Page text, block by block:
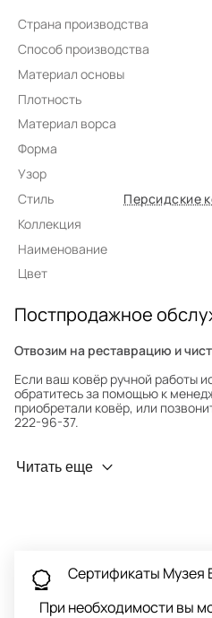
Страна производства
Способ производства
Материал основы
Плотность
Материал ворса
Форма
Узор
Стиль
Персидские
Коллекция
Наименование
Цвет
Постпродажное
Отвозим на реставрацию и
Если ваш ковёр ручной работы
обратитесь за помощью к
приобретали ковёр, или
222-96-37.
Профилактика износа
Обратитесь в салон, где
заборе ковра экспертом либо
Читать еще
Сертификаты Музея
При необходимости вы